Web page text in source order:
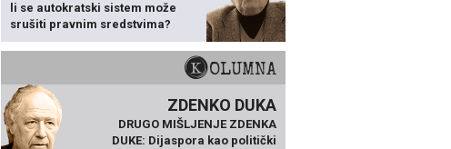
li se autokratski sistem može
srušiti pravnim sredstvima?
KOLUMNA
ZDENKO DUKA
DRUGO MIŠLJENJE ZDENKA
DUKE: Dijaspora kao politički